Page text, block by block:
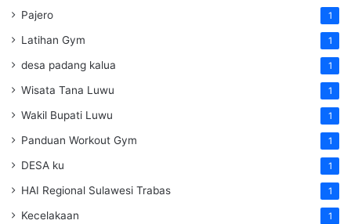
Pajero 1
Latihan Gym 1
desa padang kalua 1
Wisata Tana Luwu 1
Wakil Bupati Luwu 1
Panduan Workout Gym 1
DESA ku 1
HAI Regional Sulawesi Trabas 1
Kecelakaan 1